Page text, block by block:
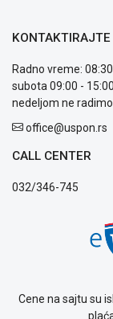
KONTAKTIRAJTE
Radno vreme:
subota 09:00 -
nedeljom ne radimo
office@uspon.rs
CALL CENTER
032/346-745
Cene na sajtu su